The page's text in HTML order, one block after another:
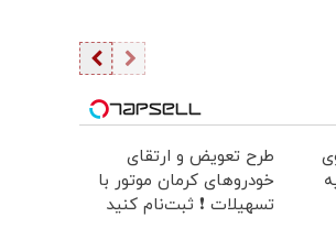
طرح تعویض و ارتقای
خودروهای کرمان موتور با
تسهیلات ❗ ثبت‌نام کنید